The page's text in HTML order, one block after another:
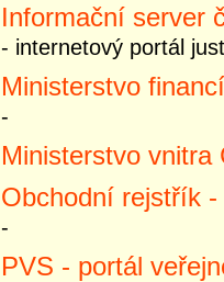
Informační server
- internetový portál
Ministerstvo
-
Ministerstvo vnitra
Obchodní rejstřík
-
PVS - portál